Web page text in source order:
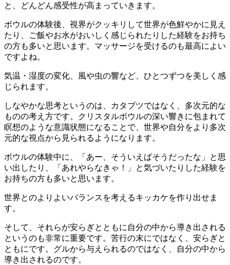
と、どんどん感受性が高まっていきます。
ボウルの体験後、視界がクッキリして世界が色鮮やかに見え
たり、ご飯やお水がおいしく感じられたりした経験をお持ち
の方も多いと思います。マッサージを受けるのも最高によい
ですよね。
気温・湿度の変化、風や虫の響など、ひとつずつを美しく感
じられます。
しなやかな思考というのは、カタブツではなく、多次元的な
ものの考え方です。クリスタルボウルの深い響きに包まれて
瞑想のような意識状態になることで、世界や自分をより多次
元的な視点から見られるようになります。
ボウルの体験中に、「あー、そういえばそうだったな」と思
い出したり、「あれやらなきゃ！」と気づいたりした経験を
お持ちの方も多いと思います。
世界とのよりよいバランスを考えるキッカケを作り出せま
す。
そして、それらが安らぎとともに自分の中から導き出される
というのも非常に重要です。苦行の末にではなく、安らぎと
ともにです。グルから与えられるのではなく、自分の中から
導き出されるのです。